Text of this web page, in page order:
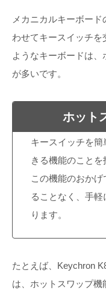
メカニカルキーボー
わせてキースイッチ
ようなキーボードは
が多いです。
ホット
キースイッチを
きる機能のことを
この機能のおか
ることなく、手
ります。
たとえば、Keychron
は、ホットスワップ